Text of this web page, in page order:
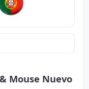
Mouse Nuevo